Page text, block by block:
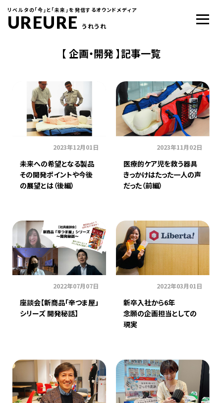
リベルタの「今」と「未来」を発信するオウンドメディア
UREURE うれうれ
【 企画・開発 】記事一覧
2023年12月01日
未来への希望となる製品
その開発ポイントや今後
の展望とは（後編）
2023年11月02日
医療的ケア児を救う器具
きっかけはたった一人の声
だった（前編）
2022年07月07日
座談会【新商品「辛つま屋」
シリーズ 開発秘話】
2022年03月01日
新卒入社から6年
念願の企画担当としての
現実